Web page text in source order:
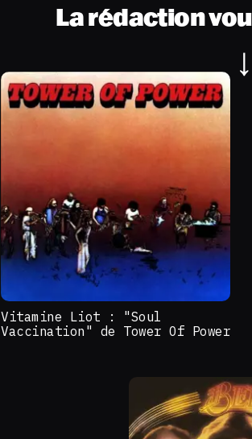
La rédaction
Vitamine Liot : "Soul
Vaccination" de Tower Of Power